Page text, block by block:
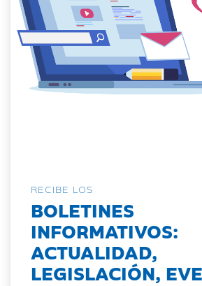
RECIBE LOS
BOLETINES
INFORMATIVOS:
ACTUALIDAD,
LEGISLACIÓN,